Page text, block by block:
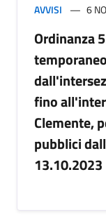
AVVISI 6
Ordinanza
fino
Clemente,
pubblici
13.10.2023